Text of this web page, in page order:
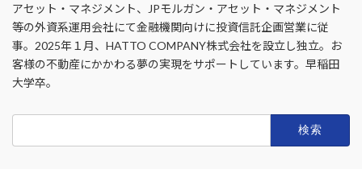
アセット・マネジメント、JPモルガン・アセット・マネジメント
等の外資系運用会社にて金融機関向けに投資信託企画営業に従
事。2025年１月、HATTO COMPANY株式会社を設立し独立。お
客様の不動産にかかわる夢の実現をサポートしています。早稲田
大学卒。